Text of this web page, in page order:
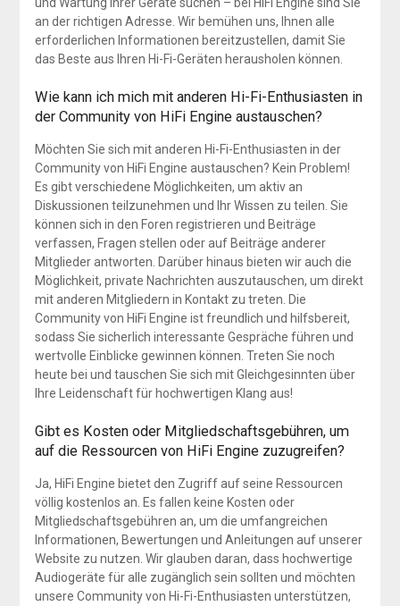
an der richtigen Adresse. Wir bemühen uns, Ihnen alle
erforderlichen Informationen bereitzustellen, damit Sie
das Beste aus Ihren Hi-Fi-Geräten herausholen können.
Wie kann ich mich mit anderen Hi-Fi-Enthusiasten in
der Community von HiFi Engine austauschen?
Möchten Sie sich mit anderen Hi-Fi-Enthusiasten in der
Community von HiFi Engine austauschen? Kein Problem!
Es gibt verschiedene Möglichkeiten, um aktiv an
Diskussionen teilzunehmen und Ihr Wissen zu teilen. Sie
können sich in den Foren registrieren und Beiträge
verfassen, Fragen stellen oder auf Beiträge anderer
Mitglieder antworten. Darüber hinaus bieten wir auch die
Möglichkeit, private Nachrichten auszutauschen, um direkt
mit anderen Mitgliedern in Kontakt zu treten. Die
Community von HiFi Engine ist freundlich und hilfsbereit,
sodass Sie sicherlich interessante Gespräche führen und
wertvolle Einblicke gewinnen können. Treten Sie noch
heute bei und tauschen Sie sich mit Gleichgesinnten über
Ihre Leidenschaft für hochwertigen Klang aus!
Gibt es Kosten oder Mitgliedschaftsgebühren, um
auf die Ressourcen von HiFi Engine zuzugreifen?
Ja, HiFi Engine bietet den Zugriff auf seine Ressourcen
völlig kostenlos an. Es fallen keine Kosten oder
Mitgliedschaftsgebühren an, um die umfangreichen
Informationen, Bewertungen und Anleitungen auf unserer
Website zu nutzen. Wir glauben daran, dass hochwertige
Audiogeräte für alle zugänglich sein sollten und möchten
unsere Community von Hi-Fi-Enthusiasten unterstützen,